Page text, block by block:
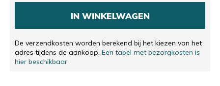
IN WINKELWAGEN
De verzendkosten worden berekend bij het kiezen van het
adres tijdens de aankoop. Een tabel met bezorgkosten is
hier beschikbaar